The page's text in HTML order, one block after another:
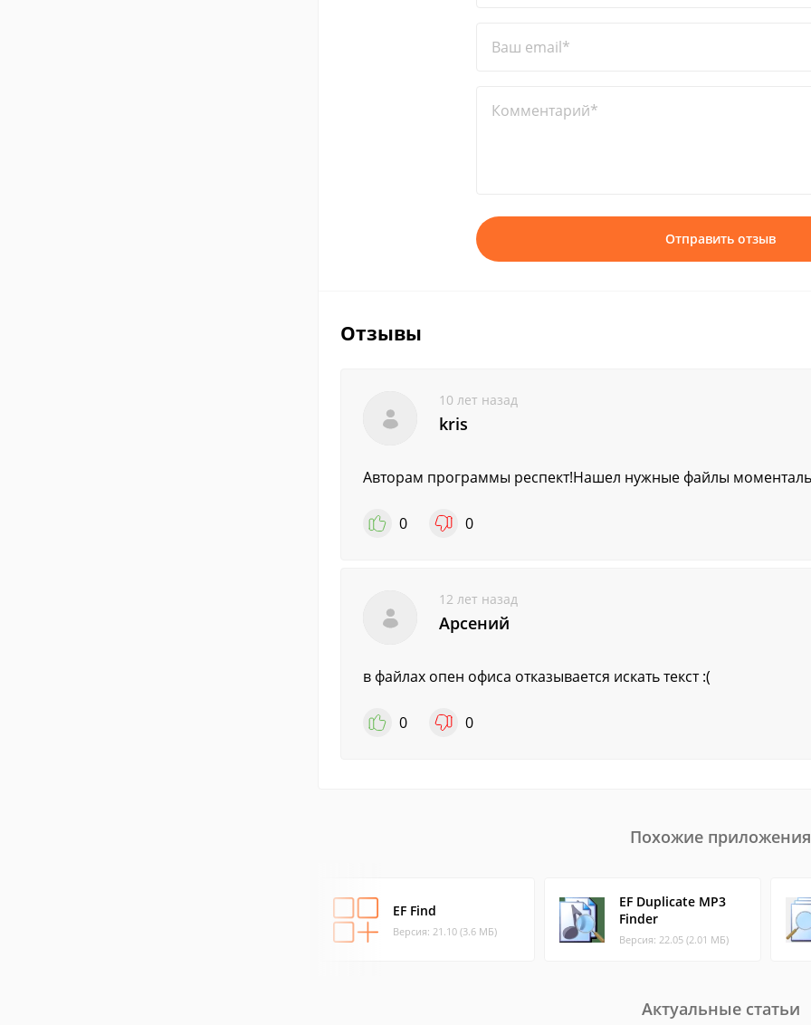
Ваш email*
Комментарий*
Отправить отзыв
Отзывы
10 лет назад
kris
Авторам программы респект!Нашел нужные файлы
0 0
12 лет назад
Арсений
в файлах опен офиса отказывается искать текст :(
0 0
Похожие приложения
EF Find
Версия: 21.10 (3.6 МБ)
EF Duplicate MP3
Finder
Версия: 22.05 (2.01 МБ)
Актуальные статьи